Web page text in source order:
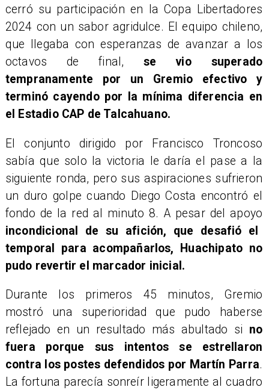
cerró su participación en la Copa Libertadores
2024 con un sabor agridulce. El equipo chileno,
que llegaba con esperanzas de avanzar a los
octavos de final,se vio superado
tempranamente por un Gremio efectivo y
terminó cayendo por la mínima diferencia en
el Estadio CAP de Talcahuano.
El conjunto dirigido por Francisco Troncoso
sabía que solo la victoria le daría el pase a la
siguiente ronda, pero sus aspiraciones sufrieron
un duro golpe cuando Diego Costa encontró el
fondo de la red al minuto 8. A pesar del apoyo
incondicional de su afición, que desafió el
temporal para acompañarlos, Huachipato no
pudo revertir el marcador inicial.
Durante los primeros 45 minutos, Gremio
mostró una superioridad que pudo haberse
reflejado en un resultado más abultado si no
fuera porque sus intentos se estrellaron
contra los postes defendidos por Martín Parra.
La fortuna parecía sonreír ligeramente al cuadro